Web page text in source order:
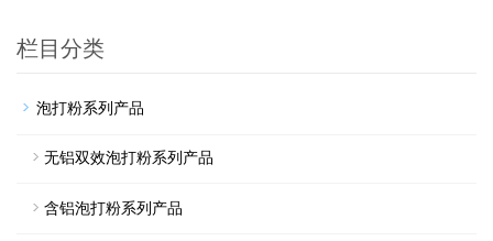
栏目分类
泡打粉系列产品
无铝双效泡打粉系列产品
含铝泡打粉系列产品